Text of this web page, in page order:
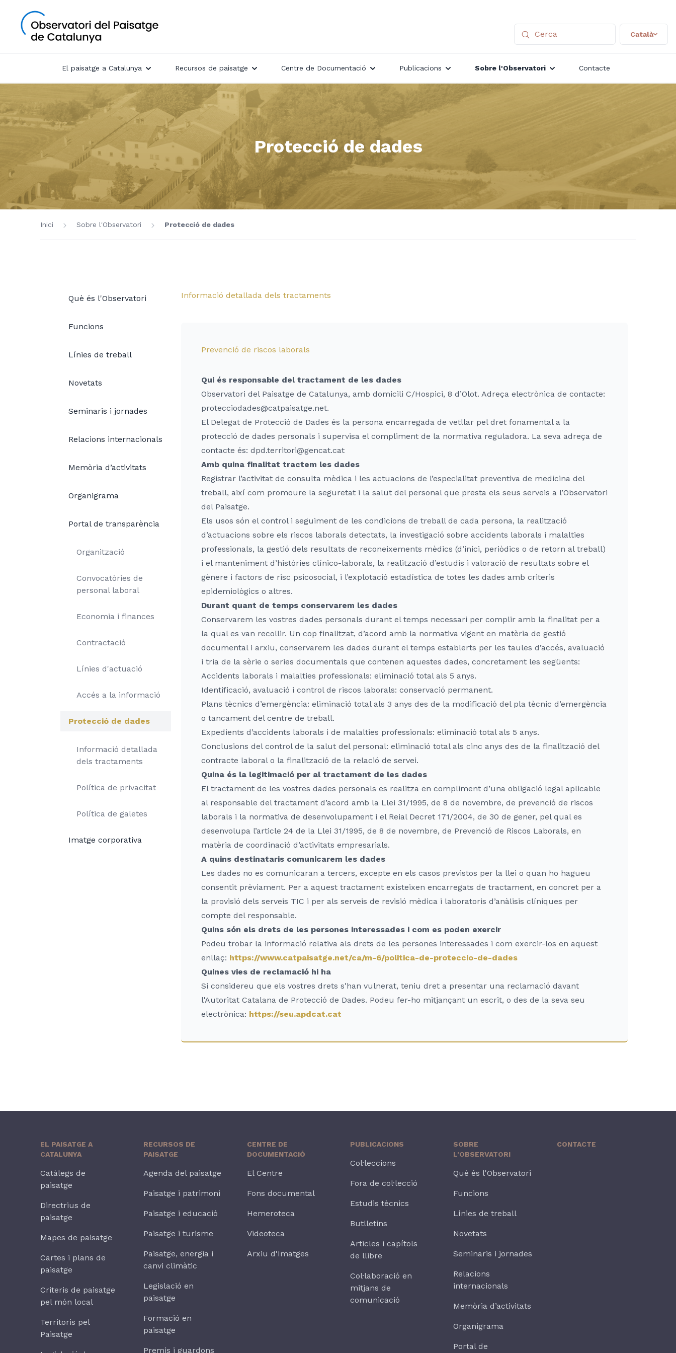
Català
El paisatge a Catalunya Recursos de paisatge Centre de Documentació Publicacions Sobre l'Observatori Contacte
Protecció de dades
Inici Sobre l'Observatori Protecció de dades
Què és l'Observatori
Funcions
Línies de treball
Novetats
Seminaris i jornades
Relacions internacionals
Memòria d’activitats
Organigrama
Portal de transparència
Organització
Convocatòries de
personal laboral
Economia i finances
Contractació
Línies d'actuació
Accés a la informació
Protecció de dades
Informació detallada
dels tractaments
Política de privacitat
Política de galetes
Imatge corporativa
Informació detallada dels tractaments
Prevenció de riscos laborals
Qui és responsable del tractament de les dades
Observatori del Paisatge de Catalunya, amb domicili C/Hospici, 8 d’Olot. Adreça electrònica de contacte:
protecciodades@catpaisatge.net.
El Delegat de Protecció de Dades és la persona encarregada de vetllar pel dret fonamental a la
protecció de dades personals i supervisa el compliment de la normativa reguladora. La seva adreça de
contacte és: dpd.territori@gencat.cat
Amb quina finalitat tractem les dades
Registrar l’activitat de consulta mèdica i les actuacions de l’especialitat preventiva de medicina del
treball, així com promoure la seguretat i la salut del personal que presta els seus serveis a l’Observatori
del Paisatge.
Els usos són el control i seguiment de les condicions de treball de cada persona, la realització
d’actuacions sobre els riscos laborals detectats, la investigació sobre accidents laborals i malalties
professionals, la gestió dels resultats de reconeixements mèdics (d’inici, periòdics o de retorn al treball)
i el manteniment d’històries clínico-laborals, la realització d’estudis i valoració de resultats sobre el
gènere i factors de risc psicosocial, i l’explotació estadística de totes les dades amb criteris
epidemiològics o altres.
Durant quant de temps conservarem les dades
Conservarem les vostres dades personals durant el temps necessari per complir amb la finalitat per a
la qual es van recollir. Un cop finalitzat, d’acord amb la normativa vigent en matèria de gestió
documental i arxiu, conservarem les dades durant el temps establerts per les taules d’accés, avaluació
i tria de la sèrie o series documentals que contenen aquestes dades, concretament les següents:
Accidents laborals i malalties professionals: eliminació total als 5 anys.
Identificació, avaluació i control de riscos laborals: conservació permanent.
Plans tècnics d’emergència: eliminació total als 3 anys des de la modificació del pla tècnic d’emergència
o tancament del centre de treball.
Expedients d’accidents laborals i de malalties professionals: eliminació total als 5 anys.
Conclusions del control de la salut del personal: eliminació total als cinc anys des de la finalització del
contracte laboral o la finalització de la relació de servei.
Quina és la legitimació per al tractament de les dades
El tractament de les vostres dades personals es realitza en compliment d’una obligació legal aplicable
al responsable del tractament d’acord amb la Llei 31/1995, de 8 de novembre, de prevenció de riscos
laborals i la normativa de desenvolupament i el Reial Decret 171/2004, de 30 de gener, pel qual es
desenvolupa l’article 24 de la Llei 31/1995, de 8 de novembre, de Prevenció de Riscos Laborals, en
matèria de coordinació d’activitats empresarials.
A quins destinataris comunicarem les dades
Les dades no es comunicaran a tercers, excepte en els casos previstos per la llei o quan ho hagueu
consentit prèviament. Per a aquest tractament existeixen encarregats de tractament, en concret per a
la provisió dels serveis TIC i per als serveis de revisió mèdica i laboratoris d’anàlisis clíniques per
compte del responsable.
Quins són els drets de les persones interessades i com es poden exercir
Podeu trobar la informació relativa als drets de les persones interessades i com exercir-los en aquest
enllaç: https://www.catpaisatge.net/ca/m-6/politica-de-proteccio-de-dades
Quines vies de reclamació hi ha
Si considereu que els vostres drets s'han vulnerat, teniu dret a presentar una reclamació davant
l'Autoritat Catalana de Protecció de Dades. Podeu fer-ho mitjançant un escrit, o des de la seva seu
electrònica: https://seu.apdcat.cat
EL PAISATGE A
CATALUNYA
Catàlegs de
paisatge
Directrius de
paisatge
Mapes de paisatge
Cartes i plans de
paisatge
Criteris de paisatge
pel món local
Territoris pel
Paisatge
RECURSOS DE
PAISATGE
Agenda del paisatge
Paisatge i patrimoni
Paisatge i educació
Paisatge i turisme
Paisatge, energia i
canvi climàtic
Legislació en
paisatge
Formació en
paisatge
Premis i guardons
CENTRE DE
DOCUMENTACIÓ
El Centre
Fons documental
Hemeroteca
Videoteca
Arxiu d'Imatges
PUBLICACIONS
Col·leccions
Fora de col·lecció
Estudis tècnics
Butlletins
Articles i capítols
de llibre
Col·laboració en
mitjans de
comunicació
SOBRE
L'OBSERVATORI
Què és l'Observatori
Funcions
Línies de treball
Novetats
Seminaris i jornades
Relacions
internacionals
Memòria d’activitats
Organigrama
Portal de
CONTACTE